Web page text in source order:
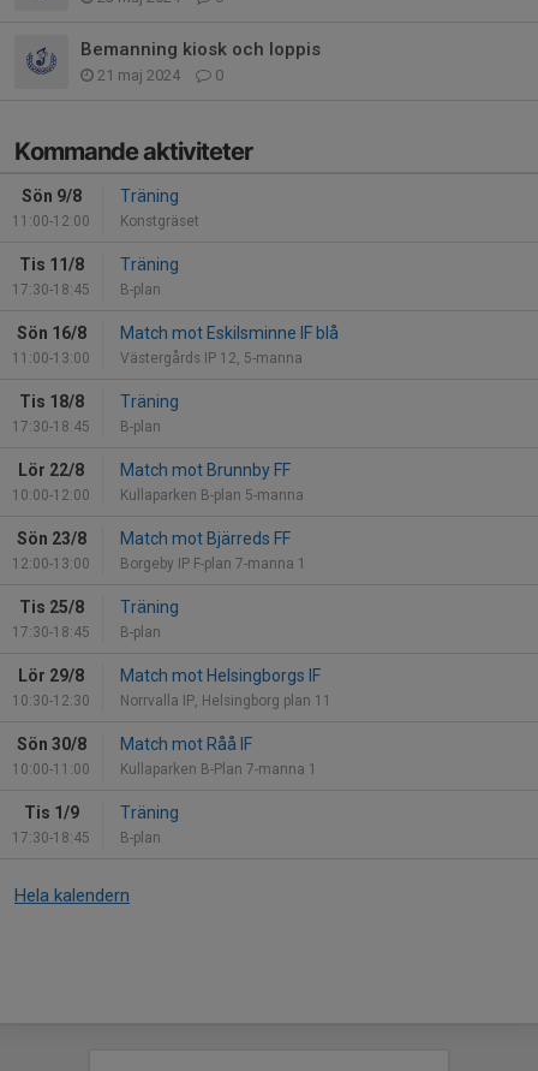
Bemanning kiosk och loppis
21 maj 2024 0
Kommande aktiviteter
Sön 9/8
11:00-12:00
Träning
Konstgräset
Tis 11/8
17:30-18:45
Träning
B-plan
Sön 16/8
11:00-13:00
Match mot Eskilsminne IF blå
Västergårds IP 12, 5-manna
Tis 18/8
17:30-18:45
Träning
B-plan
Lör 22/8
10:00-12:00
Match mot Brunnby FF
Kullaparken B-plan 5-manna
Sön 23/8
12:00-13:00
Match mot Bjärreds FF
Borgeby IP F-plan 7-manna 1
Tis 25/8
17:30-18:45
Träning
B-plan
Lör 29/8
10:30-12:30
Match mot Helsingborgs IF
Norrvalla IP, Helsingborg plan 11
Sön 30/8
10:00-11:00
Match mot Råå IF
Kullaparken B-Plan 7-manna 1
Tis 1/9
17:30-18:45
Träning
B-plan
Hela kalendern